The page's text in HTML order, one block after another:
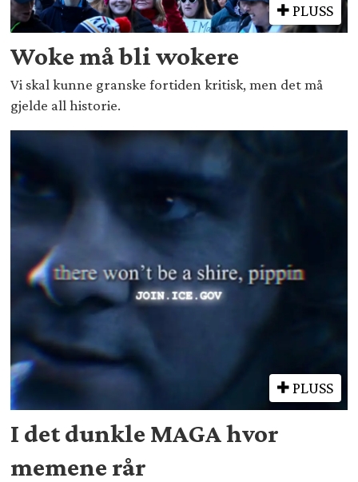
PLUSS
Woke må bli wokere
Vi skal kunne granske fortiden kritisk, men det må
gjelde all historie.
PLUSS
I det dunkle MAGA hvor
memene rår